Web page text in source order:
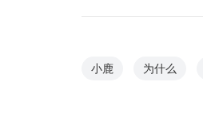
小鹿 为什么